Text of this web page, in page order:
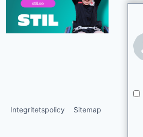
Integritetspolicy Sitemap